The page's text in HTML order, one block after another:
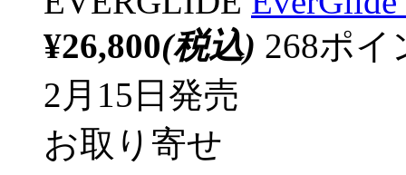
¥26,800(税込) 268ポ
2月15日発売
お取り寄せ